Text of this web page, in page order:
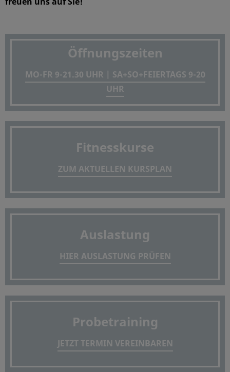
Öffnungszeiten
MO-FR 9-21.30 UHR | SA+SO+FEIERTAGS 9-20
UHR
Fitnesskurse
ZUM AKTUELLEN KURSPLAN
Auslastung
HIER AUSLASTUNG PRÜFEN
Probetraining
JETZT TERMIN VEREINBAREN